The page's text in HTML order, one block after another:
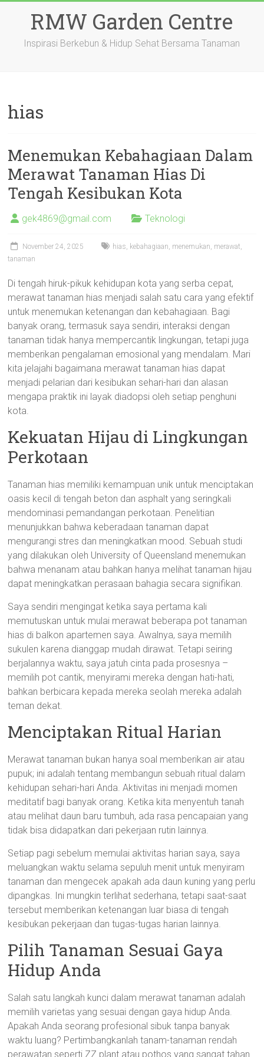
RMW Garden Centre
Inspirasi Berkebun & Hidup Sehat Bersama Tanaman
hias
Menemukan Kebahagiaan Dalam
Merawat Tanaman Hias Di
Tengah Kesibukan Kota
gek4869@gmail.com Teknologi
November 24, 2025 hias, kebahagiaan, menemukan, merawat,
tanaman
Di tengah hiruk-pikuk kehidupan kota yang serba cepat,
merawat tanaman hias menjadi salah satu cara yang efektif
untuk menemukan ketenangan dan kebahagiaan. Bagi
banyak orang, termasuk saya sendiri, interaksi dengan
tanaman tidak hanya mempercantik lingkungan, tetapi juga
memberikan pengalaman emosional yang mendalam. Mari
kita jelajahi bagaimana merawat tanaman hias dapat
menjadi pelarian dari kesibukan sehari-hari dan alasan
mengapa praktik ini layak diadopsi oleh setiap penghuni
kota.
Kekuatan Hijau di Lingkungan
Perkotaan
Tanaman hias memiliki kemampuan unik untuk menciptakan
oasis kecil di tengah beton dan asphalt yang seringkali
mendominasi pemandangan perkotaan. Penelitian
menunjukkan bahwa keberadaan tanaman dapat
mengurangi stres dan meningkatkan mood. Sebuah studi
yang dilakukan oleh University of Queensland menemukan
bahwa menanam atau bahkan hanya melihat tanaman hijau
dapat meningkatkan perasaan bahagia secara signifikan.
Saya sendiri mengingat ketika saya pertama kali
memutuskan untuk mulai merawat beberapa pot tanaman
hias di balkon apartemen saya. Awalnya, saya memilih
sukulen karena dianggap mudah dirawat. Tetapi seiring
berjalannya waktu, saya jatuh cinta pada prosesnya –
memilih pot cantik, menyirami mereka dengan hati-hati,
bahkan berbicara kepada mereka seolah mereka adalah
teman dekat.
Menciptakan Ritual Harian
Merawat tanaman bukan hanya soal memberikan air atau
pupuk; ini adalah tentang membangun sebuah ritual dalam
kehidupan sehari-hari Anda. Aktivitas ini menjadi momen
meditatif bagi banyak orang. Ketika kita menyentuh tanah
atau melihat daun baru tumbuh, ada rasa pencapaian yang
tidak bisa didapatkan dari pekerjaan rutin lainnya.
Setiap pagi sebelum memulai aktivitas harian saya, saya
meluangkan waktu selama sepuluh menit untuk menyiram
tanaman dan mengecek apakah ada daun kuning yang perlu
dipangkas. Ini mungkin terlihat sederhana, tetapi saat-saat
tersebut memberikan ketenangan luar biasa di tengah
kesibukan pekerjaan dan tugas-tugas harian lainnya.
Pilih Tanaman Sesuai Gaya
Hidup Anda
Salah satu langkah kunci dalam merawat tanaman adalah
memilih varietas yang sesuai dengan gaya hidup Anda.
Apakah Anda seorang profesional sibuk tanpa banyak
waktu luang? Pertimbangkanlah tanam-tanaman rendah
perawatan seperti ZZ plant atau pothos yang sangat tahan